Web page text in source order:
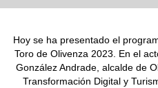
Hoy se ha presentado el
Toro de Olivenza 2023. En el
González Andrade, alcalde de
Transformación Digital y